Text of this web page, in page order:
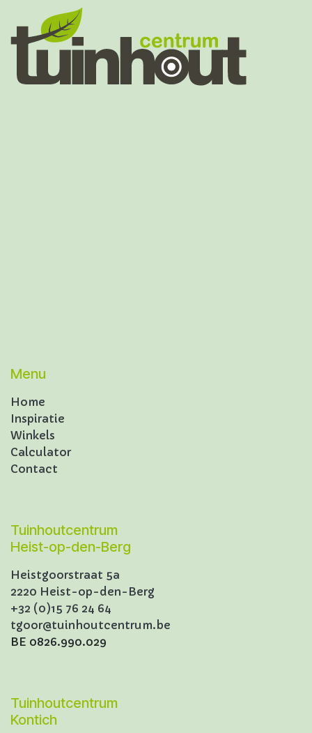
Menu
Home
Inspiratie
Winkels
Calculator
Contact
Tuinhoutcentrum
Heist-op-den-Berg
Heistgoorstraat 5a
2220 Heist-op-den-Berg
+32 (0)15 76 24 64
tgoor@tuinhoutcentrum.be
BE 0826.990.029
Tuinhoutcentrum
Kontich